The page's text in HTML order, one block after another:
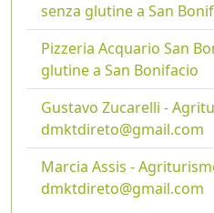
senza glutine a San
Pizzeria Acquario San
glutine a San Bonifacio
Gustavo Zucarelli -
dmktdireto@gmail.com
Marcia Assis -
dmktdireto@gmail.com